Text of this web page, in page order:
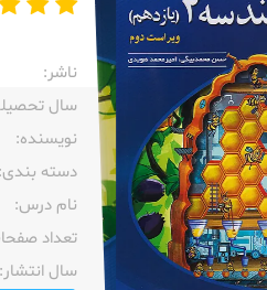
ناشر:‌
سال
نویسنده:‌
دسته بندی:
نام درس:
تعداد
سال انتشار:‌